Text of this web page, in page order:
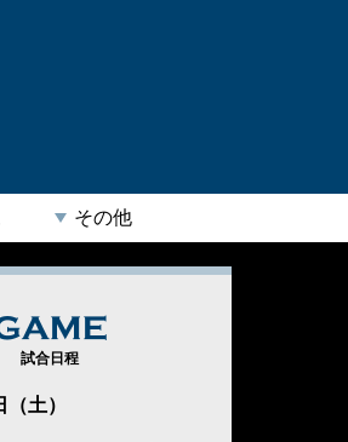
その他
GAME
試合日程
土）